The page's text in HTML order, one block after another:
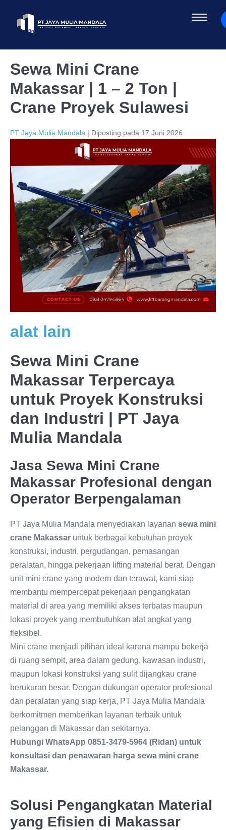
Sewa Mini Crane
Makassar | 1 – 2 Ton |
Crane Proyek Sulawesi
PT Jaya Mulia Mandala | Diposting pada 17 Juni 2026
alat lain
Sewa Mini Crane
Makassar Terpercaya
untuk Proyek Konstruksi
dan Industri | PT Jaya
Mulia Mandala
Jasa Sewa Mini Crane
Makassar Profesional dengan
Operator Berpengalaman
PT Jaya Mulia Mandala menyediakan layanan sewa mini
crane Makassar untuk berbagai kebutuhan proyek
konstruksi, industri, pergudangan, pemasangan
peralatan, hingga pekerjaan lifting material berat. Dengan
unit mini crane yang modern dan terawat, kami siap
membantu mempercepat pekerjaan pengangkatan
material di area yang memiliki akses terbatas maupun
lokasi proyek yang membutuhkan alat angkat yang
fleksibel.
Mini crane menjadi pilihan ideal karena mampu bekerja
di ruang sempit, area dalam gedung, kawasan industri,
maupun lokasi konstruksi yang sulit dijangkau crane
berukuran besar. Dengan dukungan operator profesional
dan peralatan yang siap kerja, PT Jaya Mulia Mandala
berkomitmen memberikan layanan terbaik untuk
pelanggan di Makassar dan sekitarnya.
Hubungi WhatsApp 0851-3479-5964 (Ridan) untuk
konsultasi dan penawaran harga sewa mini crane
Makassar.
Solusi Pengangkatan Material
yang Efisien di Makassar